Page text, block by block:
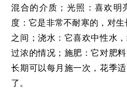
混合的介质；光照：喜欢明
度：它是非常不耐寒的，对
之间；浇水：它喜欢中性水
过浓的情况；施肥：它对肥
长期可以每月施一次，花季
了。